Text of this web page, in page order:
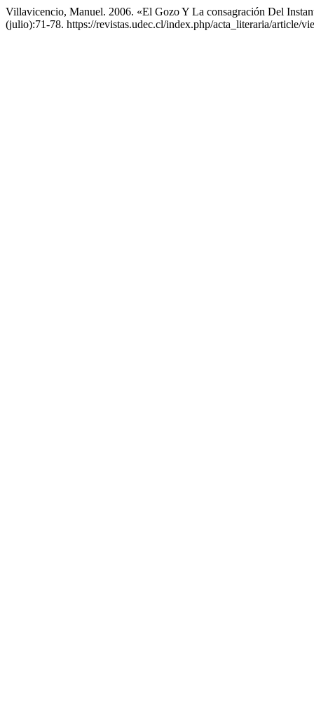
Villavicencio, Manuel. 2006. «El Gozo Y La consagración Del
(julio):71-78. https://revistas.udec.cl/index.php/acta_literaria/article/